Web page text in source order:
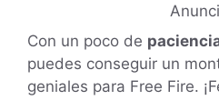
Con un poco de
puedes conseguir un
geniales para Free Fire.